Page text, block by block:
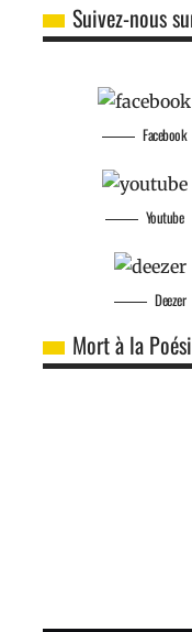
Suivez-nous
Facebook
Youtube
Deezer
Mort à la